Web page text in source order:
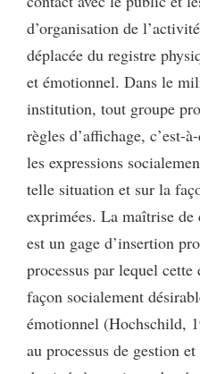
d’organisation de
déplacée du registre
et émotionnel. Dans le
institution, tout groupe
règles d’affichage, c’est-
les expressions
telle situation et sur la
exprimées. La maîtrise de
est un gage d’insertion
processus par lequel
façon socialement
émotionnel (Hochschild,
au processus de gestion